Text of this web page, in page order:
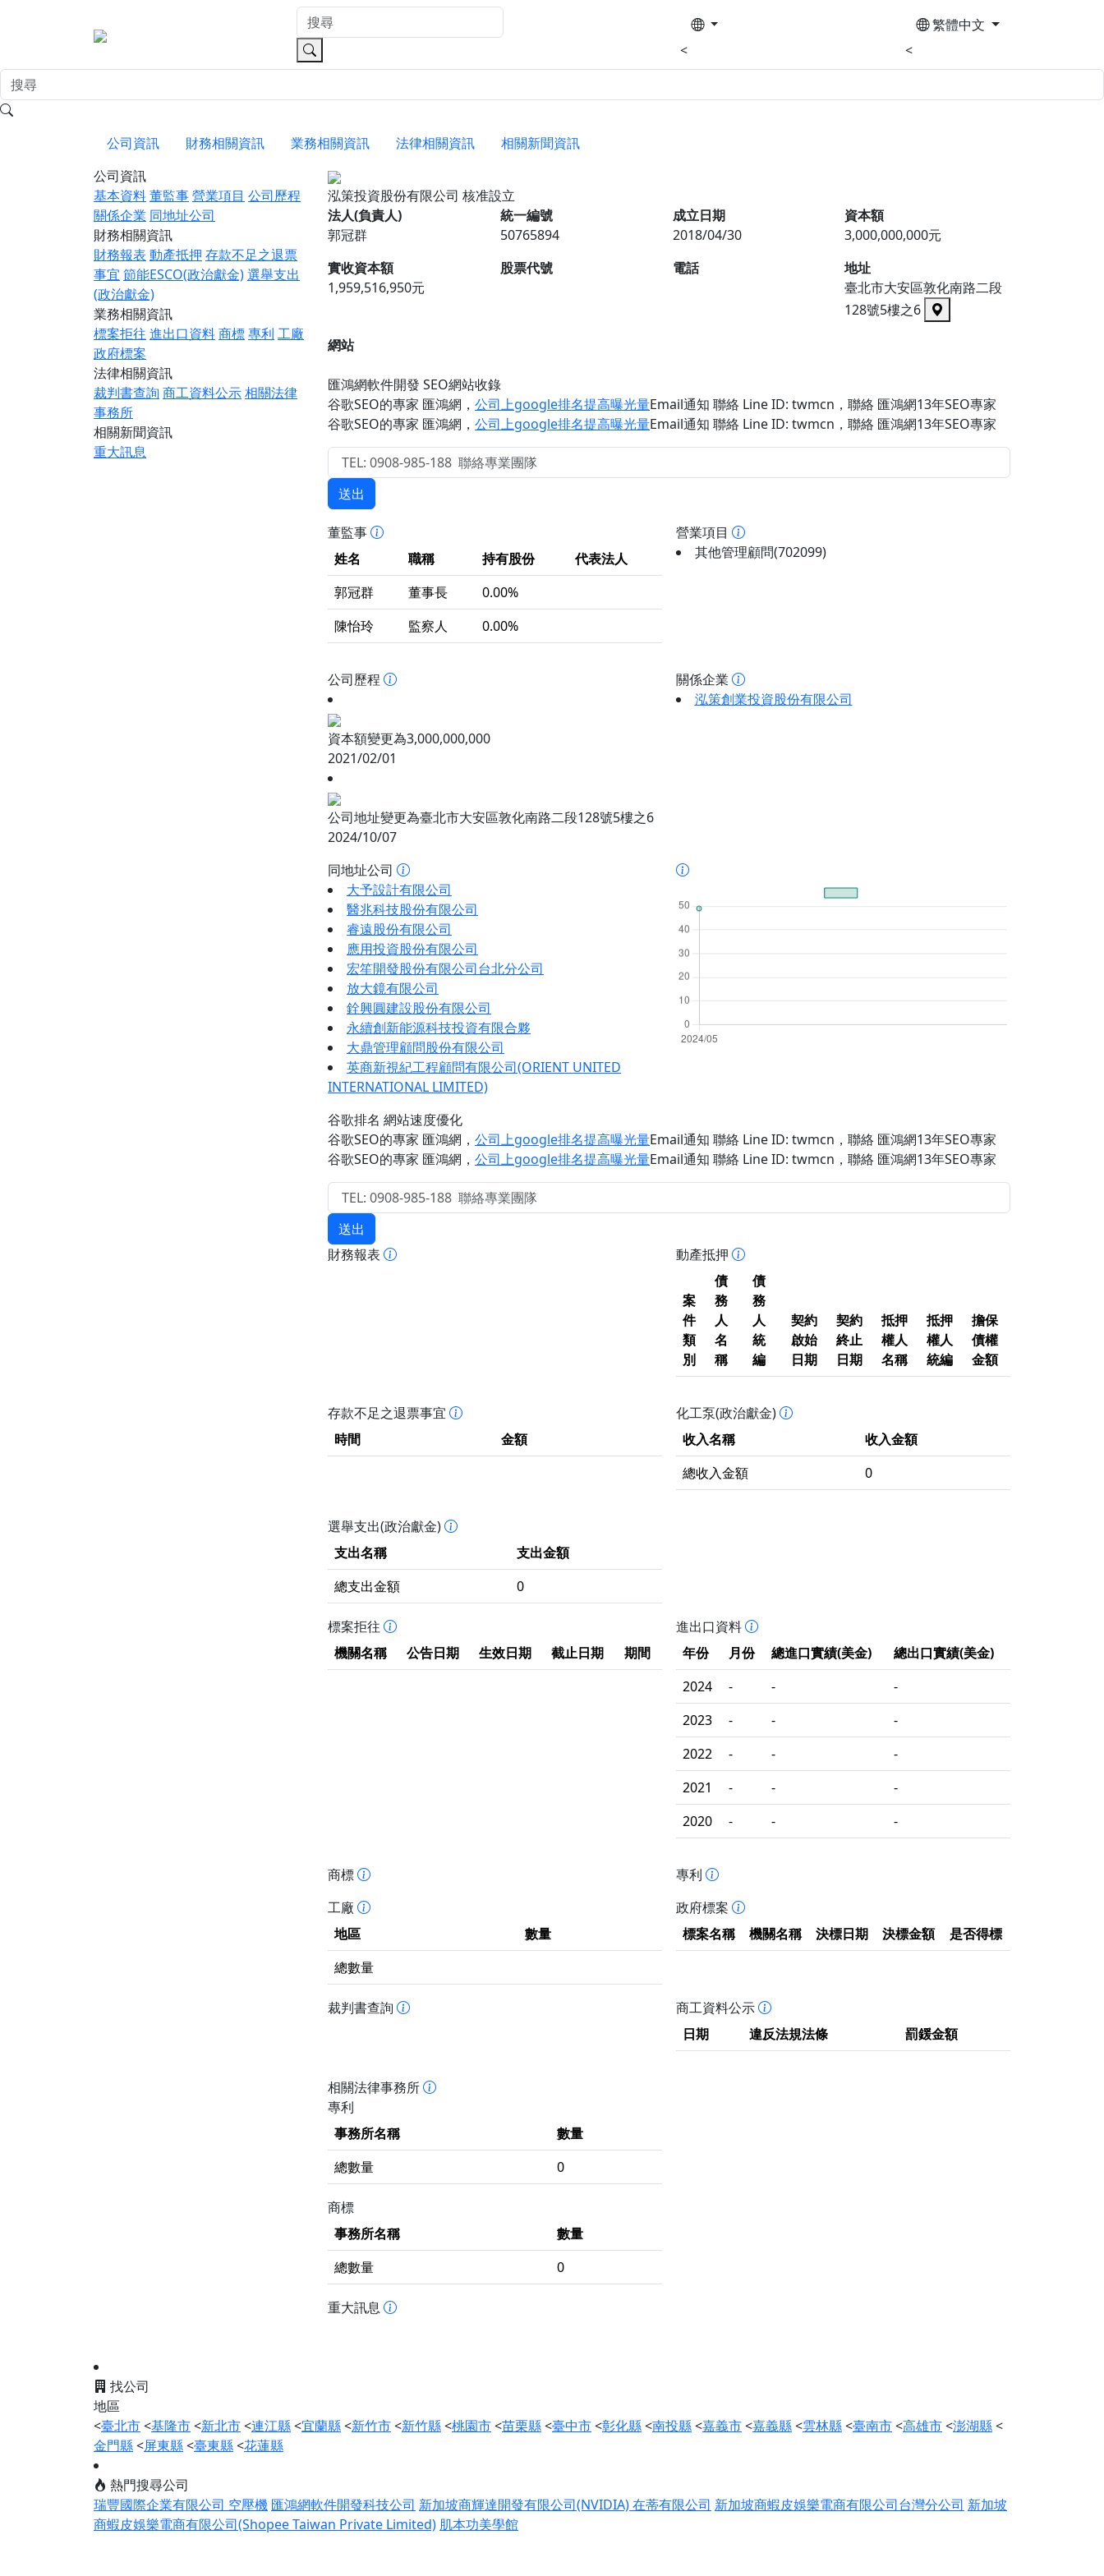
<
繁體中文
<
公司資訊 財務相關資訊 業務相關資訊 法律相關資訊
相關新聞資訊
公司資訊
基本資料董監事營業項目 公司歷程
關係企業 同地址公司
財務相關資訊
財務報表 動產抵押 存款不足之退票
事宜 節能ESCO(政治獻金)選舉支出
(政治獻金)
業務相關資訊
標案拒往 進出口資料商標專利 工廠
政府標案
法律相關資訊
裁判書查詢 商工資料公示相關法律
事務所
相關新聞資訊
重大訊息
泓策投資股份有限公司 核准設立
法人(負責人)
郭冠群
統一編號
50765894
成立日期
2018/04/30
資本額
3,000,000,000元
實收資本額
1,959,516,950元
股票代號 電話
地址
臺北市大安區敦化南路二段
128號5樓之6
網站
匯鴻網軟件開發 SEO網站收錄
谷歌SEO的專家 匯鴻網 ， 公司上google排名提高曝光量Email通知 聯絡 Line ID: twmcn ，聯絡 匯鴻網13年SEO專家
谷歌SEO的專家 匯鴻網 ， 公司上google排名提高曝光量Email通知 聯絡 Line ID: twmcn ，聯絡 匯鴻網13年SEO專家
送出
董監事
姓名
職稱 持有股份
代表法人
郭冠群
董事長
0.00%
陳怡玲
監察人 0.00%
營業項目
其他管理顧問(702099)
公司歷程
資本額變更為3,000,000,000
2021/02/01
公司地址變更為臺北市大安區敦化南路二段128號5樓之6
2024/10/07
關係企業
泓策創業投資股份有限公司
同地址公司
大予設計有限公司
醫兆科技股份有限公司
睿遠股份有限公司
應用投資股份有限公司
宏笙開發股份有限公司台北分公司
放大鏡有限公司
銓興圓建設股份有限公司
永續創新能源科技投資有限合夥
大鼎管理顧問股份有限公司
英商新視紀工程顧問有限公司(ORIENT UNITED
INTERNATIONAL LIMITED)
谷歌排名 網站速度優化
谷歌SEO的專家 匯鴻網 ， 公司上google排名提高曝光量Email通知 聯絡 Line ID: twmcn ，聯絡 匯鴻網13年SEO專家
谷歌SEO的專家 匯鴻網 ， 公司上google排名提高曝光量Email通知 聯絡 Line ID: twmcn ，聯絡 匯鴻網13年SEO專家
送出
財務報表
動產抵押
案
件
類
別
債
務
人
名
稱
債
務
人
統
編
契約
啟始
日期
契約
終止
日期
抵押
權人
名稱
抵押
權人
統編
擔保
債權
金額
存款不足之退票事宜
時間
金額
化工泵(政治獻金)
收入名稱
收入金額
總收入金額
0
選舉支出(政治獻金)
支出名稱
支出金額
總支出金額
0
標案拒往
機關名稱
公告日期 生效日期 截止日期 期間
進出口資料
年份
月份 總進口實績(美金)
總出口實績(美金)
2024
- -
-
2023
- -
-
2022
- -
-
2021
- -
-
2020
- - -
商標
專利
工廠
地區
數量
總數量
政府標案
標案名稱
機關名稱 決標日期 決標金額 是否得標
裁判書查詢
商工資料公示
日期
違反法規法條 罰鍰金額
相關法律事務所
專利
事務所名稱
數量
總數量
0
商標
事務所名稱
數量
總數量
0
重大訊息
找公司
地區
<臺北市<基隆市<新北市<連江縣<宜蘭縣<新竹市<新竹縣<桃園市<苗栗縣<臺中市<彰化縣<南投縣<嘉義市<嘉義縣<雲林縣<臺南市<高雄市<澎湖縣<
金門縣<屏東縣<臺東縣<花蓮縣
熱門搜尋公司
瑞豐國際企業有限公司 空壓機 匯鴻網軟件開發科技公司 新加坡商輝達開發有限公司(NVIDIA)在蒂有限公司 新加坡商蝦皮娛樂電商有限公司台灣分公司 新加坡
商蝦皮娛樂電商有限公司(Shopee Taiwan Private Limited) 肌本功美學館